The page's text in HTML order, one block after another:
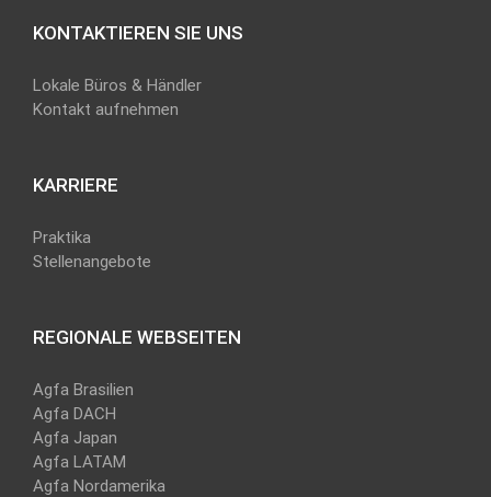
KONTAKTIEREN SIE UNS
Lokale Büros & Händler
Kontakt aufnehmen
KARRIERE
Praktika
Stellenangebote
REGIONALE WEBSEITEN
Agfa Brasilien
Agfa DACH
Agfa Japan
Agfa LATAM
Agfa Nordamerika